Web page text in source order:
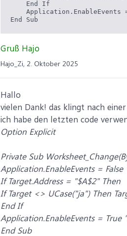
    End If
Application.EnableEvents
Gruß Hajo
Hajo_Zi, 2. Oktober 2025
Hallo
vielen Dank! das klingt nach einer
ich habe den letzten code
Option Explicit
Private Sub
Application.EnableEvents =
If Target.Address = "$A$2" Then
If Target <> UCase("ja") Then
End If
Application.EnableEvents = True
End Sub